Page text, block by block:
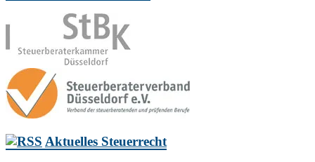
Aktuelles Steuerrecht